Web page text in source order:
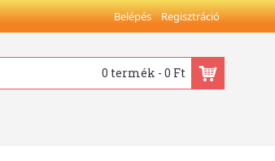
Belépés Regisztráció
0 termék - 0 Ft